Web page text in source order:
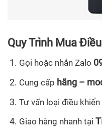
Quy Trình Mua
Gọi hoặc nhắn Zalo
Cung cấp hãng –
Tư vấn loại điều
Giao hàng nhanh tại